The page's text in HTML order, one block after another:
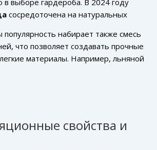
выборе гардероба. В 2024 году
сосредоточена на натуральных
и создают комфорт в жаркие
показывают, что эти ткани
высыхают, предотвращая
набирает также смесь
что позволяет создавать прочные
материалы. Например, льняной
выбором для повседневной
свойства и